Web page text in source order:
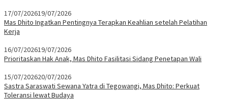
17/07/202619/07/2026
Mas Dhito Ingatkan Pentingnya Terapkan Keahlian setelah Pelatihan
Kerja
16/07/202619/07/2026
Prioritaskan Hak Anak, Mas Dhito Fasilitasi Sidang Penetapan Wali
15/07/202620/07/2026
Sastra Saraswati Sewana Yatra di Tegowangi, Mas Dhito: Perkuat
Toleransi lewat Budaya